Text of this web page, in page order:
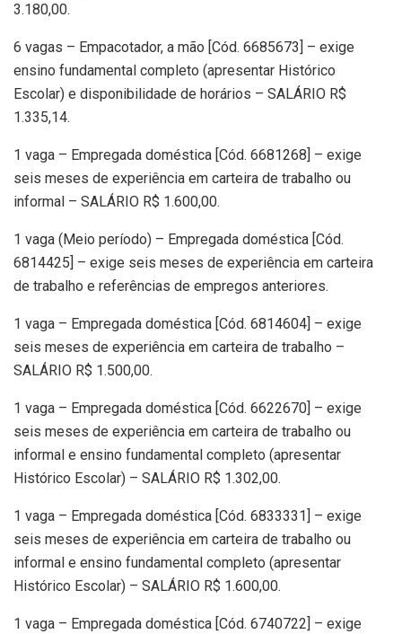
3.180,00.
6 vagas – Empacotador, a mão [Cód. 6685673] – exige
ensino fundamental completo (apresentar Histórico
Escolar) e disponibilidade de horários – SALÁRIO R$
1.335,14.
1 vaga – Empregada doméstica [Cód. 6681268] – exige
seis meses de experiência em carteira de trabalho ou
informal – SALÁRIO R$ 1.600,00.
1 vaga (Meio período) – Empregada doméstica [Cód.
6814425] – exige seis meses de experiência em carteira
de trabalho e referências de empregos anteriores.
1 vaga – Empregada doméstica [Cód. 6814604] – exige
seis meses de experiência em carteira de trabalho –
SALÁRIO R$ 1.500,00.
1 vaga – Empregada doméstica [Cód. 6622670] – exige
seis meses de experiência em carteira de trabalho ou
informal e ensino fundamental completo (apresentar
Histórico Escolar) – SALÁRIO R$ 1.302,00.
1 vaga – Empregada doméstica [Cód. 6833331] – exige
seis meses de experiência em carteira de trabalho ou
informal e ensino fundamental completo (apresentar
Histórico Escolar) – SALÁRIO R$ 1.600,00.
1 vaga – Empregada doméstica [Cód. 6740722] – exige